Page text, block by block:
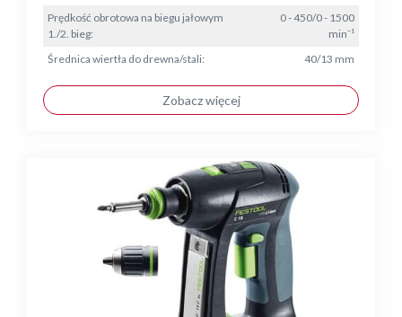
Prędkość obrotowa na biegu jałowym
1./2. bieg:
0 - 450/0 - 1500
min⁻¹
Średnica wiertła do drewna/stali:
40/13 mm
Zobacz więcej